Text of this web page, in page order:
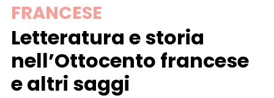
contenuto
FRANCESE
Letteratura e storia
nell’Ottocento francese
e altri saggi